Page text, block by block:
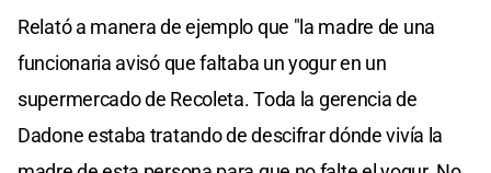
Relató a manera de ejemplo que "la madre de una
funcionaria avisó que faltaba un yogur en un
supermercado de Recoleta. Toda la gerencia de
Dadone estaba tratando de descifrar dónde vivía la